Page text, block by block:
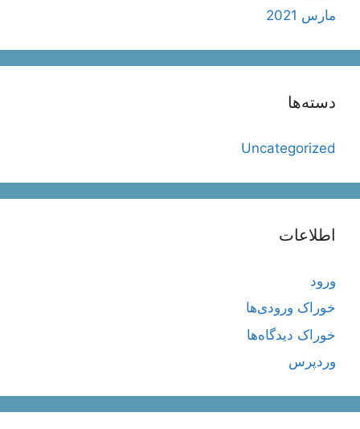
مارس 2021
دسته‌ها
Uncategorized
اطلاعات
ورود
خوراک ورودی‌ها
خوراک دیدگاه‌ها
وردپرس